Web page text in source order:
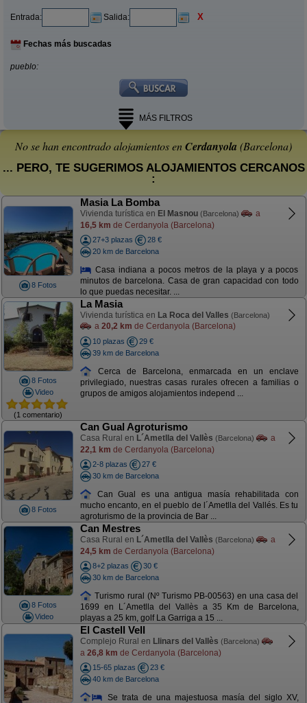
Entrada: Salida: X
Fechas más buscadas
pueblo:
MÁS FILTROS
No se han encontrado alojamientos enCerdanyola (Barcelona)
... PERO, TE SUGERIMOS ALOJAMIENTOS CERCANOS
:
8 Fotos
Masia La Bomba
Vivienda turística en El Masnou (Barcelona)
a
16,5 km de Cerdanyola (Barcelona)
27+3 plazas
28 €
20 km de Barcelona
Casa indiana a pocos metros de la playa y a pocos
minutos de barcelona. Casa de gran capacidad con todo
lo que puedas necesitar. ...
8 Fotos
Video
(1 comentario)
La Masia
Vivienda turística en La Roca del Valles (Barcelona)
a 20,2 km de Cerdanyola (Barcelona)
10 plazas
29 €
39 km de Barcelona
Cerca de Barcelona, enmarcada en un enclave
privilegiado, nuestras casas rurales ofrecen a familias o
grupos de amigos alojamientos independ ...
8 Fotos
Can Gual Agroturismo
Casa Rural en L´Ametlla del Vallès (Barcelona)
a
22,1 km de Cerdanyola (Barcelona)
2-8 plazas
27 €
30 km de Barcelona
Can Gual es una antigua masía rehabilitada con
mucho encanto, en el pueblo de l´Ametlla del Vallés. Es tu
agroturismo de la provincia de Bar ...
8 Fotos
Video
Can Mestres
Casa Rural en L´Ametlla del Vallès (Barcelona)
a
24,5 km de Cerdanyola (Barcelona)
8+2 plazas
30 €
30 km de Barcelona
Turismo rural (Nº Turismo PB-00563) en una casa del
1699 en L´Ametlla del Vallès a 35 Km de Barcelona,
playas a 25 km, golf La Garriga a 15 ...
El Castell Vell
Complejo Rural en Llinars del Vallès (Barcelona)
a 26,8 km de Cerdanyola (Barcelona)
15-65 plazas
23 €
40 km de Barcelona
Se trata de una majestuosa masía del siglo XV,